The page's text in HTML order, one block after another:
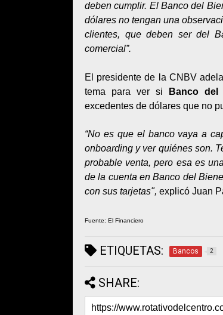
deben cumplir. El Banco del
dólares no tengan una
clientes, que deben ser del
comercial”.
El presidente de la CNBV
tema para ver si
Banco del
excedentes de dólares que no
“No es que el banco vaya a
onboarding y ver quiénes son.
probable venta, pero esa es
de la cuenta en Banco del
con sus tarjetas", explicó Juan
Fuente: El Financiero
ETIQUETAS: Bancos 2
SHARE: